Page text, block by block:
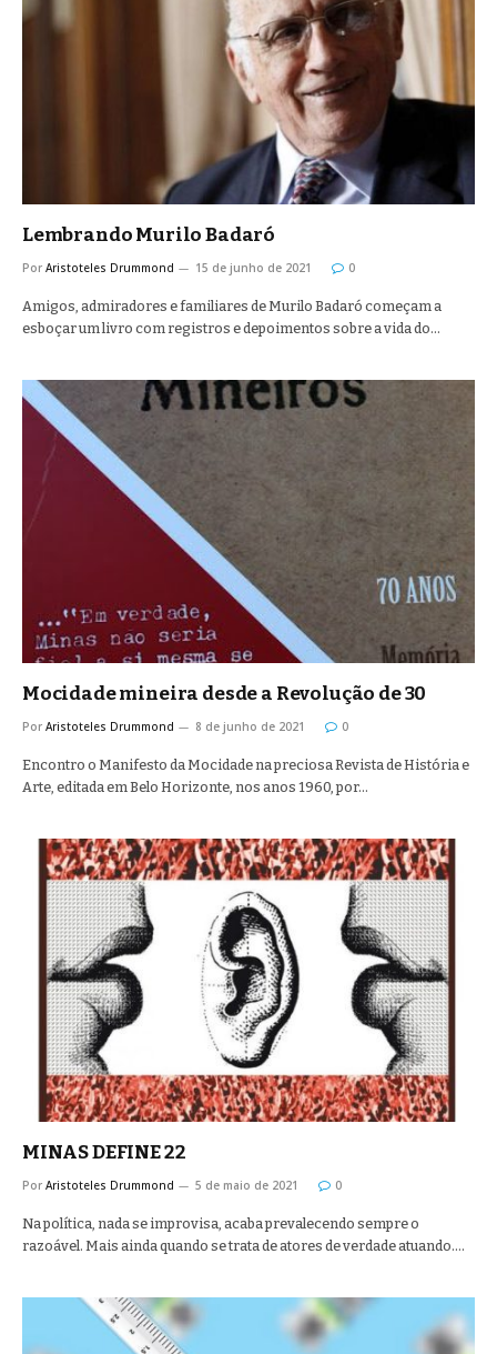
Lembrando Murilo Badaró
Por Aristoteles Drummond 15 de junho de 2021 0
Amigos, admiradores e familiares de Murilo Badaró começam a
esboçar um livro com registros e depoimentos sobre a vida do…
Mocidade mineira desde a Revolução de 30
Por Aristoteles Drummond 8 de junho de 2021 0
Encontro o Manifesto da Mocidade na preciosa Revista de História e
Arte, editada em Belo Horizonte, nos anos 1960, por…
MINAS DEFINE 22
Por Aristoteles Drummond 5 de maio de 2021 0
Na política, nada se improvisa, acaba prevalecendo sempre o
razoável. Mais ainda quando se trata de atores de verdade atuando.…